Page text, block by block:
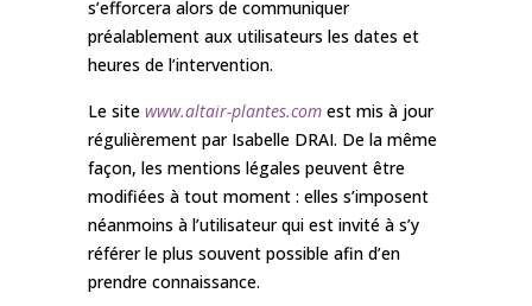
s’efforcera alors de communiquer
préalablement aux utilisateurs les dates et
heures de l’intervention.
Le site www.altair-plantes.com est mis à jour
régulièrement par Isabelle DRAI. De la même
façon, les mentions légales peuvent être
modifiées à tout moment : elles s’imposent
néanmoins à l’utilisateur qui est invité à s’y
référer le plus souvent possible afin d’en
prendre connaissance.